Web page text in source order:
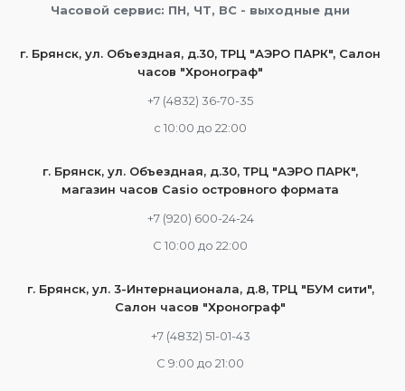
Часовой сервис: ПН, ЧТ, ВС - выходные дни
г. Брянск, ул. Объездная, д.30, ТРЦ "АЭРО ПАРК", Салон
часов "Хронограф"
+7 (4832) 36-70-35
c 10:00 до 22:00
г. Брянск, ул. Объездная, д.30, ТРЦ "АЭРО ПАРК",
магазин часов Casio островного формата
+7 (920) 600-24-24
С 10:00 до 22:00
г. Брянск, ул. 3-Интернационала, д.8, ТРЦ "БУМ сити",
Салон часов "Хронограф"
+7 (4832) 51-01-43
С 9:00 до 21:00